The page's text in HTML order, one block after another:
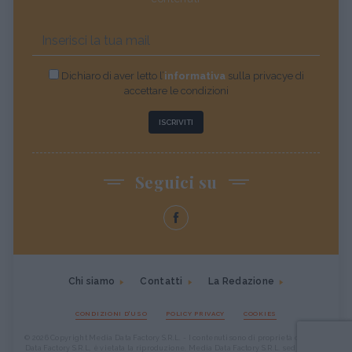
Dichiaro di aver letto l’informativasulla privacye di
accettare le condizioni
ISCRIVITI
Seguici su
Chi siamo Contatti La Redazione
CONDIZIONI D'USO POLICY PRIVACY COOKIES